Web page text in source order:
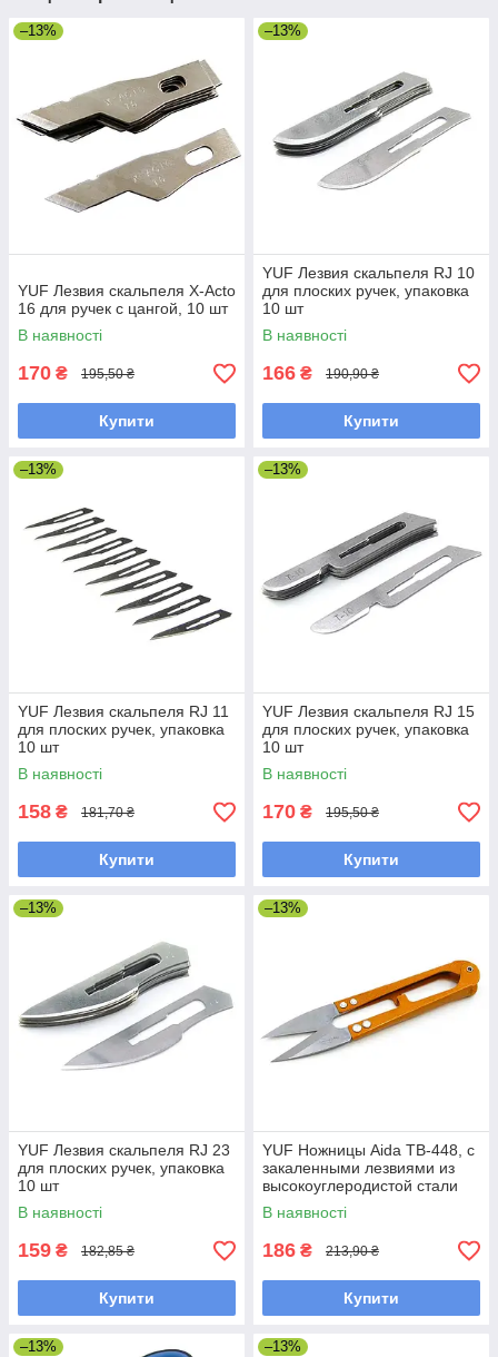
–13%
YUF Лезвия скальпеля X-Acto
16 для ручек с цангой, 10 шт
В наявності
170 ₴ 195,50 ₴
Купити
–13%
YUF Лезвия скальпеля RJ 10
для плоских ручек, упаковка
10 шт
В наявності
166 ₴ 190,90 ₴
Купити
–13%
YUF Лезвия скальпеля RJ 11
для плоских ручек, упаковка
10 шт
В наявності
158 ₴ 181,70 ₴
Купити
–13%
YUF Лезвия скальпеля RJ 15
для плоских ручек, упаковка
10 шт
В наявності
170 ₴ 195,50 ₴
Купити
–13%
YUF Лезвия скальпеля RJ 23
для плоских ручек, упаковка
10 шт
В наявності
159 ₴ 182,85 ₴
Купити
–13%
YUF Ножницы Aida TB-448, с
закаленными лезвиями из
высокоуглеродистой стали
(10,7 см, длина лезвия 3,2)
В наявності
186 ₴ 213,90 ₴
Купити
–13% –13%